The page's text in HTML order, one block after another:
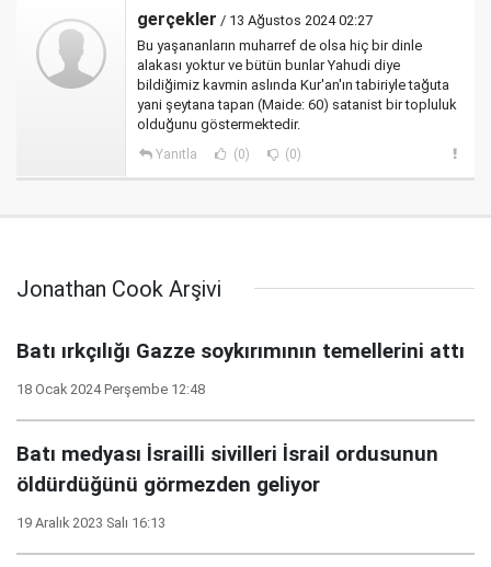
gerçekler / 13 Ağustos 2024 02:27
Bu yaşananların muharref de olsa hiç bir dinle
alakası yoktur ve bütün bunlar Yahudi diye
bildiğimiz kavmin aslında Kur'an'ın tabiriyle tağuta
yani şeytana tapan (Maide: 60) satanist bir topluluk
olduğunu göstermektedir.
Yanıtla (0) (0)
Jonathan Cook Arşivi
Batı ırkçılığı Gazze soykırımının temellerini attı
18 Ocak 2024 Perşembe 12:48
Batı medyası İsrailli sivilleri İsrail ordusunun
öldürdüğünü görmezden geliyor
19 Aralık 2023 Salı 16:13